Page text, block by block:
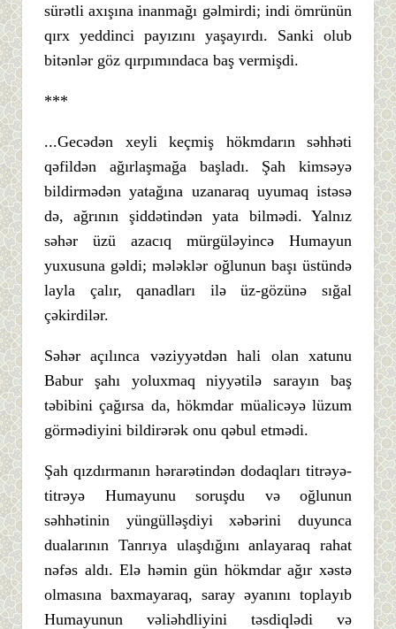
sürətli axışına inanmağı gəlmirdi; indi ömrünün
qırx yeddinci payızını yaşayırdı. Sanki olub
bitənlər göz qırpımındaca baş vermişdi.
***
...Gecədən xeyli keçmiş hökmdarın səhhəti
qəfildən ağırlaşmağa başladı. Şah kimsəyə
bildirmədən yatağına uzanaraq uyumaq istəsə
də, ağrının şiddətindən yata bilmədi. Yalnız
səhər üzü azacıq mürgüləyincə Humayun
yuxusuna gəldi; mələklər oğlunun başı üstündə
layla çalır, qanadları ilə üz-gözünə sığal
çəkirdilər.
Səhər açılınca vəziyyətdən hali olan xatunu
Babur şahı yoluxmaq niyyətilə sarayın baş
təbibini çağırsa da, hökmdar müalicəyə lüzum
görmədiyini bildirərək onu qəbul etmədi.
Şah qızdırmanın hərarətindən dodaqları titrəyə-
titrəyə Humayunu soruşdu və oğlunun
səhhətinin yüngülləşdiyi xəbərini duyunca
dualarının Tanrıya ulaşdığını anlayaraq rahat
nəfəs aldı. Elə həmin gün hökmdar ağır xəstə
olmasına baxmayaraq, saray əyanını toplayıb
Humayunun vəliəhdliyini təsdiqlədi və